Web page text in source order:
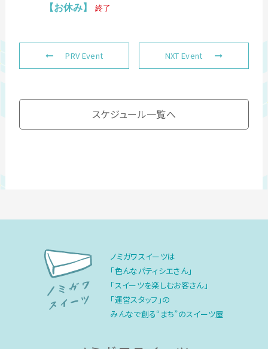
【お休み】 終了
PRV Event NXT Event
スケジュール一覧へ
ノミガワスイーツは
「色んなパティシエさん」
「スイーツを楽しむお客さん」
「運営スタッフ」の
みんなで創る“まち”のスイーツ屋